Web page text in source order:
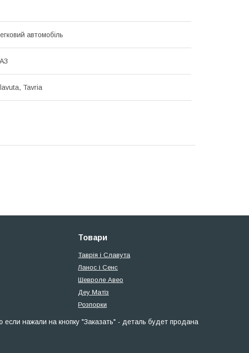
автомобіль
Tavria
Товари
Таврія і Славута
Ланос і Сенс
Шевроле Авео
Деу Матіз
Розпорки
нажали на кнопку "Заказать" - деталь будет продана